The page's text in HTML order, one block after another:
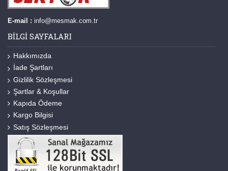
E-mail : info@mesmak.com.tr
BILGI SAYFALARI
Hakkımızda
İade Şartları
Gizlilik Sözleşmesi
Şartlar & Koşullar
Kapıda Ödeme
Kargo Bilgisi
Satış Sözleşmesi